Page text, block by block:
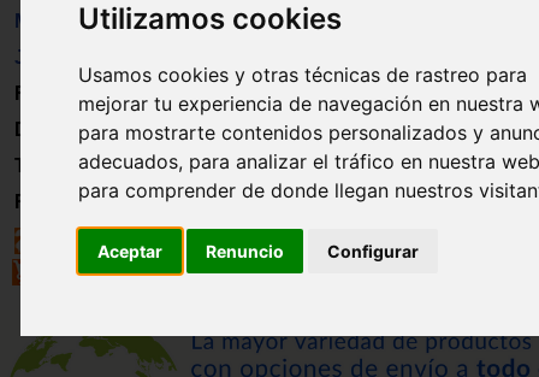
Utilizamos cookies
Usamos cookies y otras técnicas de rastreo para
mejorar tu experiencia de navegación en nuestra
para mostrarte contenidos personalizados y
adecuados, para analizar el tráfico en nuestra
para comprender de donde llegan nuestros
Aceptar Renuncio Configurar
Material
Juguetes
Formación
Directorio
Trabajo
Registro